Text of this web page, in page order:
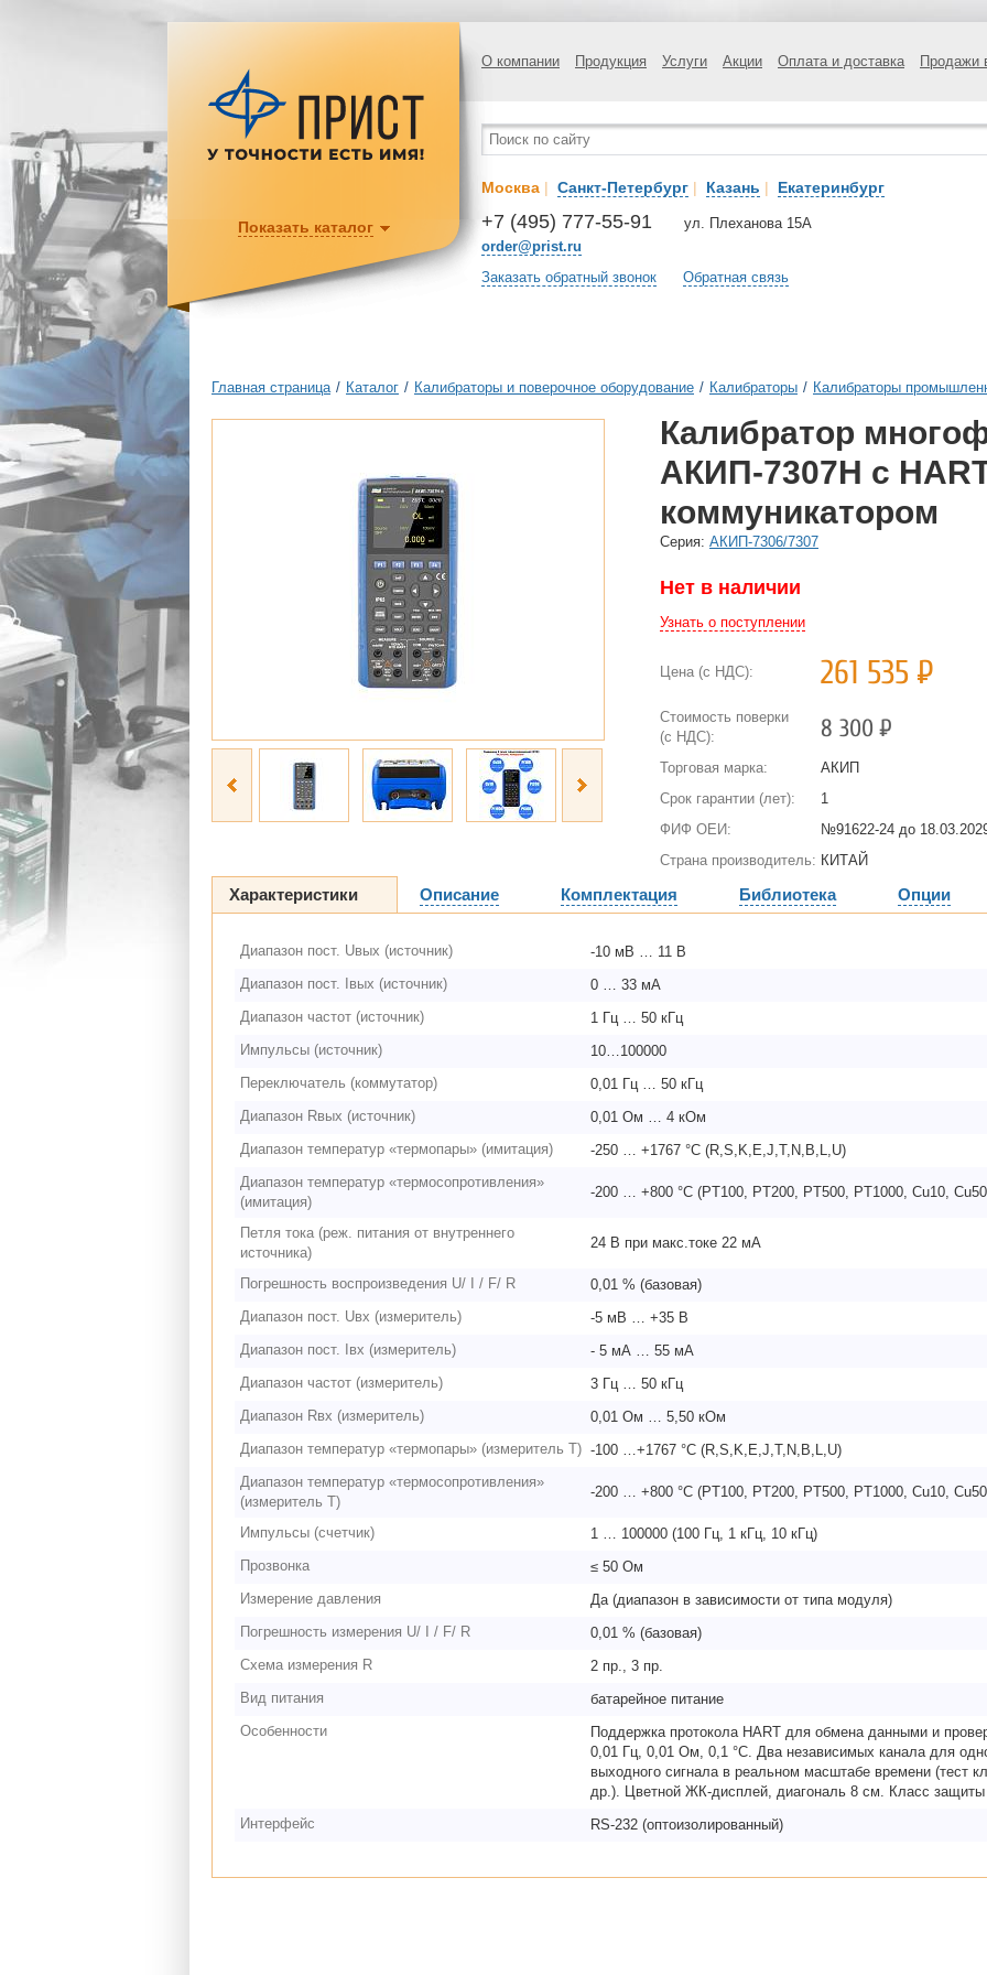
О компании Продукция Услуги Акции Оплата и доставка Продажи
Москва | Санкт-Петербург | Казань | Екатеринбург
+7 (495) 777-55-91
order@prist.ru
ул. Плеханова 15А
Заказать обратный звонок Обратная связь
Показать каталог
Главная страница / Каталог / Калибраторы и поверочное оборудование / Калибраторы / Калибраторы
Калибратор
АКИП-7307Н с
коммуникатором
Cерия: АКИП-7306/7307
Нет в наличии
Узнать о поступлении
Цена (с НДС): 261 535 Р
Стоимость поверки
(с НДС):
8 300Р
Торговая марка:
АКИП
Срок гарантии (лет):
1
ФИФ ОЕИ:
№91622-24 до
Страна производитель: КИТАЙ
Характеристики Описание Комплектация Библиотека Опции
Диапазон пост. Uвых (источник)
-10 мВ … 11 В
Диапазон пост. Iвых (источник)
0 … 33 мА
Диапазон частот (источник)
1 Гц … 50 кГц
Импульсы (источник)
10…100000
Переключатель (коммутатор)
0,01 Гц … 50 кГц
Диапазон Rвых (источник)
0,01 Ом … 4 кОм
Диапазон температур «термопары» (имитация)
-250 … +1767 °C (R,S,K,E,J,T,N,B,L,U)
Диапазон температур «термосопротивления»
(имитация)
-200 … +800 °C (PT100, PT200, PT500, PT1000, Cu10,
Петля тока (реж. питания от внутреннего
источника)
24 В при макс.токе 22 мА
Погрешность воспроизведения U/ I / F/ R
0,01 % (базовая)
Диапазон пост. Uвх (измеритель)
-5 мВ … +35 В
Диапазон пост. Iвх (измеритель)
- 5 мА … 55 мА
Диапазон частот (измеритель)
3 Гц … 50 кГц
Диапазон Rвх (измеритель)
0,01 Ом … 5,50 кОм
Диапазон температур «термопары» (измеритель T) -100 …+1767 °C (R,S,K,E,J,T,N,B,L,U)
Диапазон температур «термосопротивления»
(измеритель T)
-200 … +800 °C (PT100, PT200, PT500, PT1000, Cu10,
Импульсы (счетчик)
1 … 100000 (100 Гц, 1 кГц, 10 кГц)
Прозвонка
≤ 50 Ом
Измерение давления
Да (диапазон в зависимости от типа модуля)
Погрешность измерения U/ I / F/ R
0,01 % (базовая)
Схема измерения R
2 пр., 3 пр.
Вид питания
батарейное питание
Особенности
Поддержка протокола HART для обмена данными и
0,01 Гц, 0,01 Ом, 0,1 °C. Два независимых канала для
выходного сигнала в реальном масштабе времени (тест
др.). Цветной ЖК-дисплей, диагональ 8 см. Класс
Интерфейс
RS-232 (оптоизолированный)